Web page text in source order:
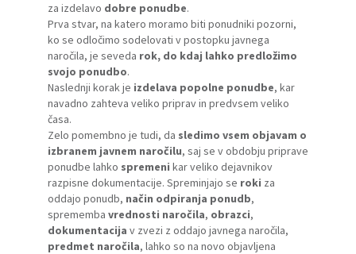
za izdelavo dobre ponudbe.
Prva stvar, na katero moramo biti ponudniki pozorni,
ko se odločimo sodelovati v postopku javnega
naročila, je seveda rok, do kdaj lahko predložimo
svojo ponudbo.
Naslednji korak je izdelava popolne ponudbe, kar
navadno zahteva veliko priprav in predvsem veliko
časa.
Zelo pomembno je tudi, da sledimo vsem objavam o
izbranem javnem naročilu, saj se v obdobju priprave
ponudbe lahko spremeni kar veliko dejavnikov
razpisne dokumentacije. Spreminjajo se roki za
oddajo ponudb, način odpiranja ponudb,
sprememba vrednosti naročila, obrazci,
dokumentacija v zvezi z oddajo javnega naročila,
predmet naročila, lahko so na novo objavljena